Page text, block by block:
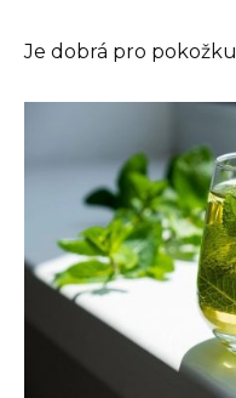
Je dobrá pro pokožku